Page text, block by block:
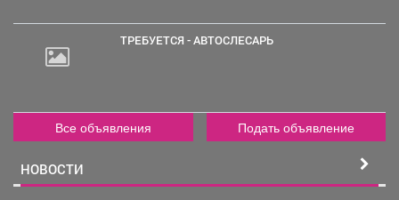
ТРЕБУЕТСЯ - АВТОСЛЕСАРЬ
Все объявления Подать объявление
НОВОСТИ